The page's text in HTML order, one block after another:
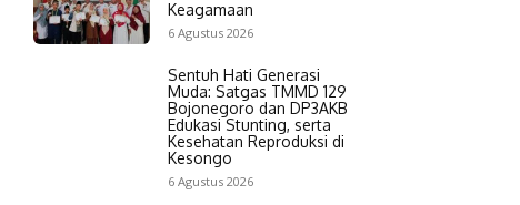
Keagamaan
6 Agustus 2026
Sentuh Hati Generasi
Muda: Satgas TMMD 129
Bojonegoro dan DP3AKB
Edukasi Stunting, serta
Kesehatan Reproduksi di
Kesongo
6 Agustus 2026